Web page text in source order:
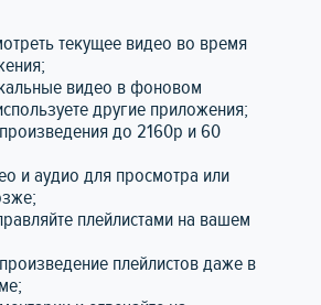
текущее видео во время
видео в фоновом
другие приложения;
до 2160p и 60
и аудио для просмотра или
плейлистами на вашем
плейлистов даже в